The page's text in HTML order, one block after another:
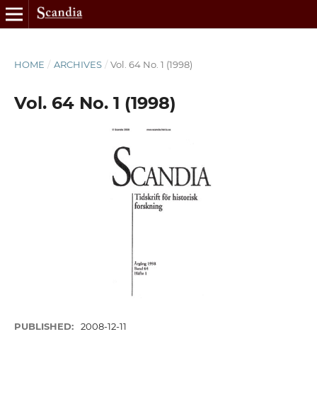
HOME / ARCHIVES / Vol. 64 No. 1 (1998)
Vol. 64 No. 1 (1998)
PUBLISHED: 2008-12-11